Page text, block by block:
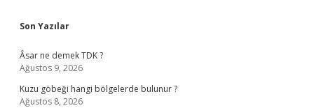
Sidebar
Son Yazılar
Âsar ne demek TDK ?
Ağustos 9, 2026
Kuzu göbeği hangi bölgelerde bulunur ?
Ağustos 8, 2026